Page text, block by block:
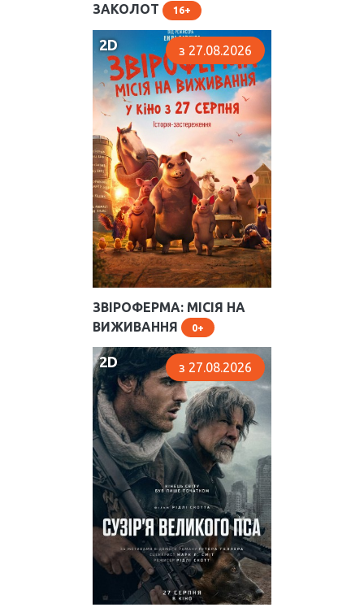
ЗАКОЛОТ 16
2D з 27.08.2026
ЗВІРОФЕРМА: МІСІЯ НА
ВИЖИВАННЯ
0
2D з 27.08.2026